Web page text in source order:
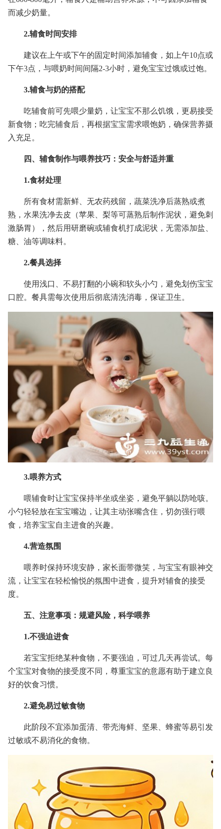
而减少奶量。
2.辅食时间安排
建议在上午或下午的固定时间添加辅食，如上午10点或
下午3点，与喂奶时间间隔2-3小时，避免宝宝过饿或过饱。
3.辅食与奶的搭配
吃辅食前可先喂少量奶，让宝宝不那么饥饿，更易接受
新食物；吃完辅食后，再根据宝宝需求喂饱奶，确保营养摄
入充足。
四、辅食制作与喂养技巧：安全与舒适并重
1.食材处理
所有食材需新鲜、无农药残留，蔬菜洗净后蒸熟或煮
熟，水果洗净去皮（苹果、梨等可蒸熟后制作泥状，避免刺
激肠胃），然后用研磨碗或辅食机打成泥状，无需添加盐、
糖、油等调味料。
2.餐具选择
使用浅口、不易打翻的小碗和软头小勺，避免划伤宝宝
口腔。餐具需每次使用后彻底清洗消毒，保证卫生。
3.喂养方式
喂辅食时让宝宝保持半坐或坐姿，避免平躺以防呛咳。
小勺轻轻放在宝宝嘴边，让其主动张嘴含住，切勿强行喂
食，培养宝宝自主进食的兴趣。
4.营造氛围
喂养时保持环境安静，家长面带微笑，与宝宝有眼神交
流，让宝宝在轻松愉悦的氛围中进食，提升对辅食的接受
度。
五、注意事项：规避风险，科学喂养
1.不强迫进食
若宝宝拒绝某种食物，不要强迫，可过几天再尝试。每
个宝宝对食物的接受度不同，尊重宝宝的意愿有助于建立良
好的饮食习惯。
2.避免易过敏食物
此阶段不宜添加蛋清、带壳海鲜、坚果、蜂蜜等易引发
过敏或不易消化的食物。